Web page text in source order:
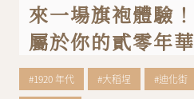
來一場旗袍體驗！
屬於你的貳零年華
#1920 年代 #大稻埕 #迪化街